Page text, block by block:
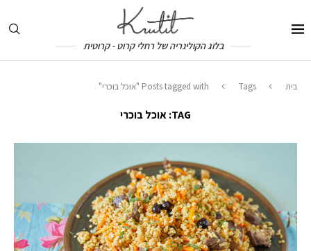
בלוג הקולינריה של רחלי קרוט - קרוטית
בית Tags Posts tagged with "אוכל בוכרי"
TAG: אוכל בוכרי